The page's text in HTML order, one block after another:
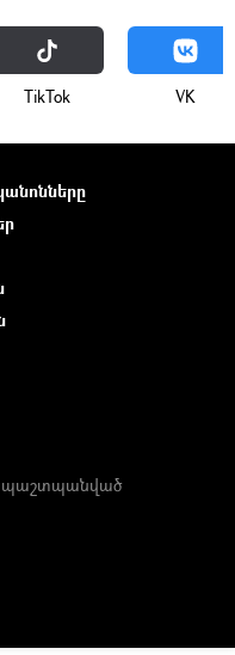
ТikТоk VK
պաշտպանված